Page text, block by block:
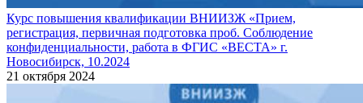
Курс повышения квалификации ВНИИЗЖ «Прием,
регистрация, первичная подготовка проб. Соблюдение
конфиденциальности, работа в ФГИС «ВЕСТА» г.
Новосибирск, 10.2024
21 октября 2024